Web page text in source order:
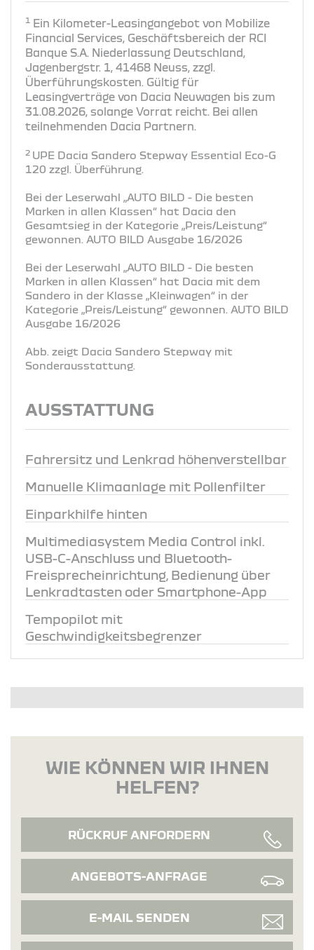
1 Ein Kilometer-Leasingangebot von Mobilize
Financial Services, Geschäftsbereich der RCI
Banque S.A. Niederlassung Deutschland,
Jagenbergstr. 1, 41468 Neuss, zzgl.
Überführungskosten. Gültig für
Leasingverträge von Dacia Neuwagen bis zum
31.08.2026, solange Vorrat reicht. Bei allen
teilnehmenden Dacia Partnern.
2 UPE Dacia Sandero Stepway Essential Eco-G
120 zzgl. Überführung.
Bei der Leserwahl „AUTO BILD - Die besten
Marken in allen Klassen“ hat Dacia den
Gesamtsieg in der Kategorie „Preis/Leistung“
gewonnen. AUTO BILD Ausgabe 16/2026
Bei der Leserwahl „AUTO BILD - Die besten
Marken in allen Klassen“ hat Dacia mit dem
Sandero in der Klasse „Kleinwagen“ in der
Kategorie „Preis/Leistung“ gewonnen. AUTO BILD
Ausgabe 16/2026
Abb. zeigt Dacia Sandero Stepway mit
Sonderausstattung.
AUSSTATTUNG
Fahrersitz und Lenkrad höhenverstellbar
Manuelle Klimaanlage mit Pollenfilter
Einparkhilfe hinten
Multimediasystem Media Control inkl.
USB-C-Anschluss und Bluetooth-
Freisprecheinrichtung, Bedienung über
Lenkradtasten oder Smartphone-App
Tempopilot mit
Geschwindigkeitsbegrenzer
WIE KÖNNEN WIR IHNEN
HELFEN?
RÜCKRUF ANFORDERN
ANGEBOTS-ANFRAGE
E-MAIL SENDEN